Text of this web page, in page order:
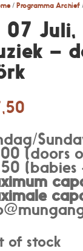
/ Programma Archief/
07
–
(doors
of stock